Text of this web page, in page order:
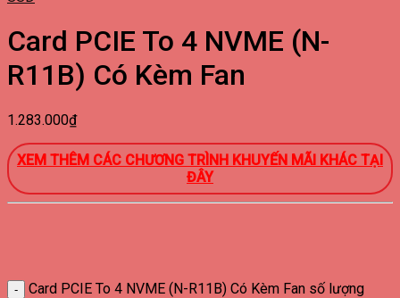
Card PCIE To 4 NVME (N-
R11B) Có Kèm Fan
1.283.000₫
XEM THÊM CÁC CHƯƠNG TRÌNH KHUYẾN MÃI KHÁC TẠI
ĐÂY
Card PCIE To 4 NVME (N-R11B) Có Kèm Fan số lượng